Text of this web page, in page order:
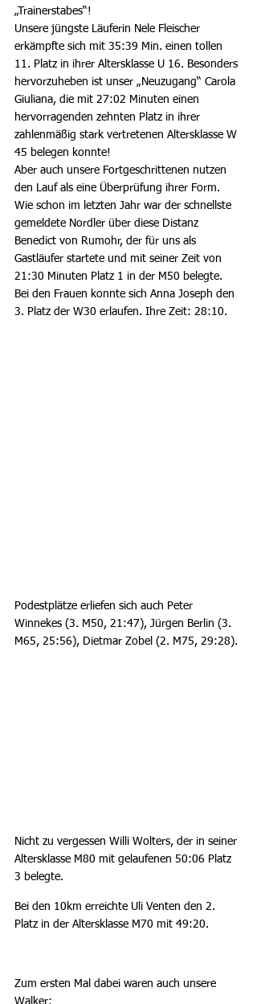
„Trainerstabes“!
Unsere jüngste Läuferin Nele Fleischer
erkämpfte sich mit 35:39 Min. einen tollen
11. Platz in ihrer Altersklasse U 16. Besonders
hervorzuheben ist unser „Neuzugang“ Carola
Giuliana, die mit 27:02 Minuten einen
hervorragenden zehnten Platz in ihrer
zahlenmäßig stark vertretenen Altersklasse W
45 belegen konnte!
Aber auch unsere Fortgeschrittenen nutzen
den Lauf als eine Überprüfung ihrer Form.
Wie schon im letzten Jahr war der schnellste
gemeldete Nordler über diese Distanz
Benedict von Rumohr, der für uns als
Gastläufer startete und mit seiner Zeit von
21:30 Minuten Platz 1 in der M50 belegte.
Bei den Frauen konnte sich Anna Joseph den
3. Platz der W30 erlaufen. Ihre Zeit: 28:10.
Podestplätze erliefen sich auch Peter
Winnekes (3. M50, 21:47), Jürgen Berlin (3.
M65, 25:56), Dietmar Zobel (2. M75, 29:28).
Nicht zu vergessen Willi Wolters, der in seiner
Altersklasse M80 mit gelaufenen 50:06 Platz
3 belegte.
Bei den 10km erreichte Uli Venten den 2.
Platz in der Altersklasse M70 mit 49:20.
Zum ersten Mal dabei waren auch unsere
Walker: